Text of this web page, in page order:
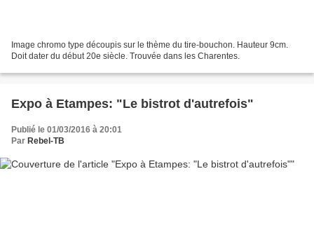
Image chromo type découpis sur le thème du tire-bouchon. Hauteur 9cm.
Doit dater du début 20e siècle. Trouvée dans les Charentes.
Expo à Etampes: "Le bistrot d'autrefois"
Publié le 01/03/2016 à 20:01
Par Rebel-TB